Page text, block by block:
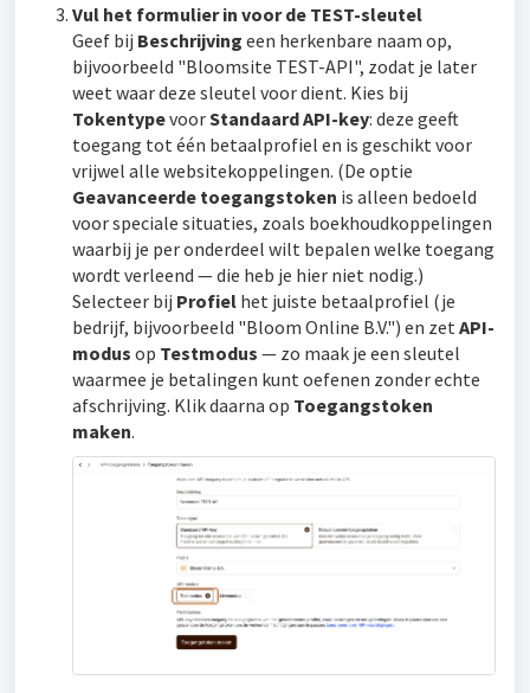
Vul het formulier in voor de TEST-sleutel
Geef bij Beschrijving een herkenbare naam op,
bijvoorbeeld "Bloomsite TEST-API", zodat je later
weet waar deze sleutel voor dient. Kies bij
TokentypevoorStandaard API-key: deze geeft
toegang tot één betaalprofiel en is geschikt voor
vrijwel alle websitekoppelingen. (De optie
Geavanceerde toegangstoken is alleen bedoeld
voor speciale situaties, zoals boekhoudkoppelingen
waarbij je per onderdeel wilt bepalen welke toegang
wordt verleend — die heb je hier niet nodig.)
Selecteer bij Profiel het juiste betaalprofiel (je
bedrijf, bijvoorbeeld "Bloom Online B.V.") en zet API-
modus op Testmodus — zo maak je een sleutel
waarmee je betalingen kunt oefenen zonder echte
afschrijving. Klik daarna op Toegangstoken
maken.